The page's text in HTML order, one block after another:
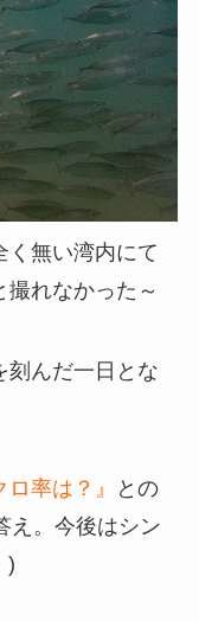
く無い湾内にて
れなかった～
刻んだ一日とな
ロ率は？』
との
え。今後はシン
)